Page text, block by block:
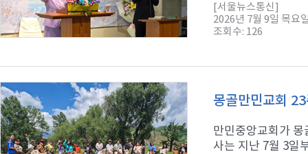
[서울뉴스통신]
2026년 7월 9일 목요
조회수: 126
몽골만민교회
만민중앙교회가
사는 지난 7월 3일